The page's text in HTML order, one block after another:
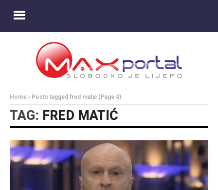
Home Posts tagged fred matić (Page 4)
TAG: FRED MATIĆ